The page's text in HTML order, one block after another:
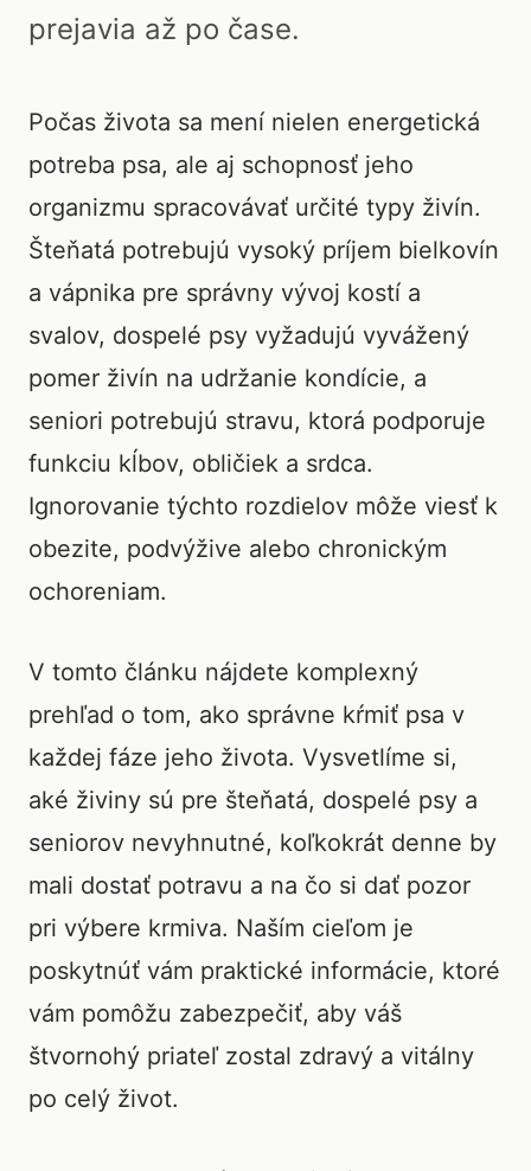
prejavia až po čase.
Počas života sa mení nielen energetická
potreba psa, ale aj schopnosť jeho
organizmu spracovávať určité typy živín.
Šteňatá potrebujú vysoký príjem bielkovín
a vápnika pre správny vývoj kostí a
svalov, dospelé psy vyžadujú vyvážený
pomer živín na udržanie kondície, a
seniori potrebujú stravu, ktorá podporuje
funkciu kĺbov, obličiek a srdca.
Ignorovanie týchto rozdielov môže viesť k
obezite, podvýžive alebo chronickým
ochoreniam.
V tomto článku nájdete komplexný
prehľad o tom, ako správne kŕmiť psa v
každej fáze jeho života. Vysvetlíme si,
aké živiny sú pre šteňatá, dospelé psy a
seniorov nevyhnutné, koľkokrát denne by
mali dostať potravu a na čo si dať pozor
pri výbere krmiva. Naším cieľom je
poskytnúť vám praktické informácie, ktoré
vám pomôžu zabezpečiť, aby váš
štvornohý priateľ zostal zdravý a vitálny
po celý život.